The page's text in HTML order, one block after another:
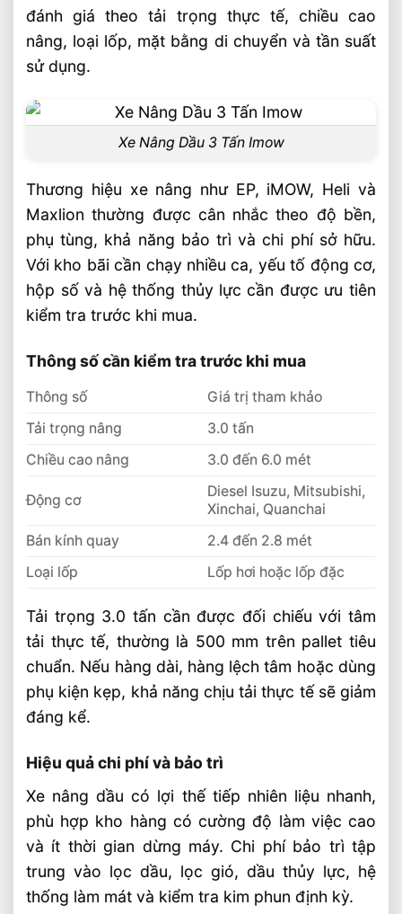
đánh giá theo tải trọng thực tế, chiều cao
nâng, loại lốp, mặt bằng di chuyển và tần suất
sử dụng.
Xe Nâng Dầu 3 Tấn Imow
Thương hiệu xe nâng như EP, iMOW, Heli và
Maxlion thường được cân nhắc theo độ bền,
phụ tùng, khả năng bảo trì và chi phí sở hữu.
Với kho bãi cần chạy nhiều ca, yếu tố động cơ,
hộp số và hệ thống thủy lực cần được ưu tiên
kiểm tra trước khi mua.
Thông số cần kiểm tra trước khi mua
Thông số
Giá trị tham khảo
Tải trọng nâng
3.0 tấn
Chiều cao nâng
3.0 đến 6.0 mét
Động cơ
Diesel Isuzu, Mitsubishi,
Xinchai, Quanchai
Bán kính quay
2.4 đến 2.8 mét
Loại lốp
Lốp hơi hoặc lốp đặc
Tải trọng 3.0 tấn cần được đối chiếu với tâm
tải thực tế, thường là 500 mm trên pallet tiêu
chuẩn. Nếu hàng dài, hàng lệch tâm hoặc dùng
phụ kiện kẹp, khả năng chịu tải thực tế sẽ giảm
đáng kể.
Hiệu quả chi phí và bảo trì
Xe nâng dầu có lợi thế tiếp nhiên liệu nhanh,
phù hợp kho hàng có cường độ làm việc cao
và ít thời gian dừng máy. Chi phí bảo trì tập
trung vào lọc dầu, lọc gió, dầu thủy lực, hệ
thống làm mát và kiểm tra kim phun định kỳ.